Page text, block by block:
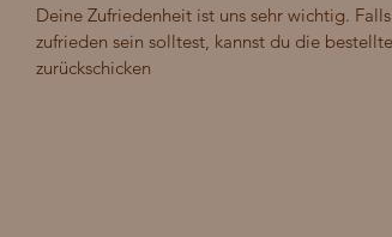
Deine Zufriedenheit ist uns sehr wichtig.
zufrieden sein solltest, kannst du die
zurückschicken